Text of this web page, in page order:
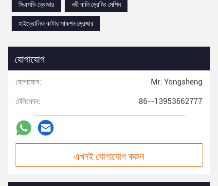
সিএসডি ড্রেজার
নদী বালি ড্রেজিং মেশিন
হাইড্রোলিক কাটার সাকশন ড্রেজার
যোগাযোগ
যোগাযোগ: Mr. Yongsheng
টেলিফোন: 86--13953662777
এখনই যোগাযোগ করুন